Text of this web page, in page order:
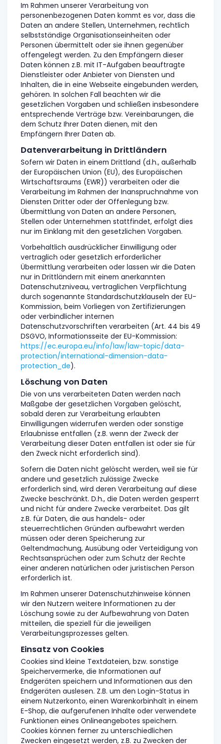
Im Rahmen unserer Verarbeitung von
personenbezogenen Daten kommt es vor, dass die
Daten an andere Stellen, Unternehmen, rechtlich
selbstständige Organisationseinheiten oder
Personen übermittelt oder sie ihnen gegenüber
offengelegt werden. Zu den Empfängern dieser
Daten können z.B. mit IT-Aufgaben beauftragte
Dienstleister oder Anbieter von Diensten und
Inhalten, die in eine Webseite eingebunden werden,
gehören. In solchen Fall beachten wir die
gesetzlichen Vorgaben und schließen insbesondere
entsprechende Verträge bzw. Vereinbarungen, die
dem Schutz Ihrer Daten dienen, mit den
Empfängern Ihrer Daten ab.
Datenverarbeitung in Drittländern
Sofern wir Daten in einem Drittland (d.h., außerhalb
der Europäischen Union (EU), des Europäischen
Wirtschaftsraums (EWR)) verarbeiten oder die
Verarbeitung im Rahmen der Inanspruchnahme von
Diensten Dritter oder der Offenlegung bzw.
Übermittlung von Daten an andere Personen,
Stellen oder Unternehmen stattfindet, erfolgt dies
nur im Einklang mit den gesetzlichen Vorgaben.
Vorbehaltlich ausdrücklicher Einwilligung oder
vertraglich oder gesetzlich erforderlicher
Übermittlung verarbeiten oder lassen wir die Daten
nur in Drittländern mit einem anerkannten
Datenschutzniveau, vertraglichen Verpflichtung
durch sogenannte Standardschutzklauseln der EU-
Kommission, beim Vorliegen von Zertifizierungen
oder verbindlicher internen
Datenschutzvorschriften verarbeiten (Art. 44 bis 49
DSGVO, Informationsseite der EU-Kommission:
https://ec.europa.eu/info/law/law-topic/data-
protection/international-dimension-data-
protection_de).
Löschung von Daten
Die von uns verarbeiteten Daten werden nach
Maßgabe der gesetzlichen Vorgaben gelöscht,
sobald deren zur Verarbeitung erlaubten
Einwilligungen widerrufen werden oder sonstige
Erlaubnisse entfallen (z.B. wenn der Zweck der
Verarbeitung dieser Daten entfallen ist oder sie für
den Zweck nicht erforderlich sind).
Sofern die Daten nicht gelöscht werden, weil sie für
andere und gesetzlich zulässige Zwecke
erforderlich sind, wird deren Verarbeitung auf diese
Zwecke beschränkt. D.h., die Daten werden gesperrt
und nicht für andere Zwecke verarbeitet. Das gilt
z.B. für Daten, die aus handels- oder
steuerrechtlichen Gründen aufbewahrt werden
müssen oder deren Speicherung zur
Geltendmachung, Ausübung oder Verteidigung von
Rechtsansprüchen oder zum Schutz der Rechte
einer anderen natürlichen oder juristischen Person
erforderlich ist.
Im Rahmen unserer Datenschutzhinweise können
wir den Nutzern weitere Informationen zu der
Löschung sowie zu der Aufbewahrung von Daten
mitteilen, die speziell für die jeweiligen
Verarbeitungsprozesses gelten.
Einsatz von Cookies
Cookies sind kleine Textdateien, bzw. sonstige
Speichervermerke, die Informationen auf
Endgeräten speichern und Informationen aus den
Endgeräten auslesen. Z.B. um den Login-Status in
einem Nutzerkonto, einen Warenkorbinhalt in einem
E-Shop, die aufgerufenen Inhalte oder verwendete
Funktionen eines Onlineangebotes speichern.
Cookies können ferner zu unterschiedlichen
Zwecken eingesetzt werden, z.B. zu Zwecken der